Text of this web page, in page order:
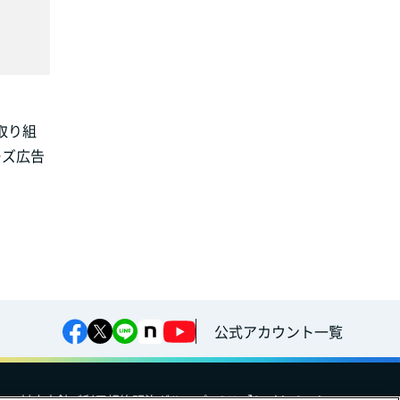
り組
広告
公式アカウント一覧